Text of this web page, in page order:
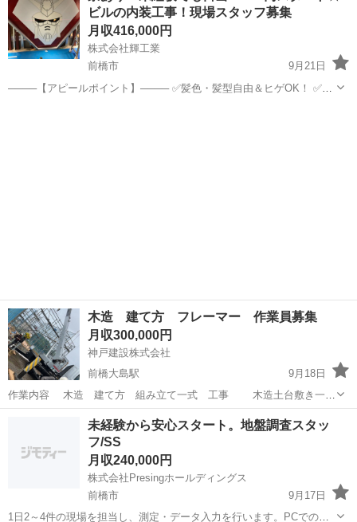
ターや人事と...
ビルの内装工事！現場スタッフ募集
月収416,000円
株式会社輝工業
前橋市
9月21日
────【アピールポイント】──── ✅髪色・髪型自由＆ヒゲOK！ ✅充
木造 建て方 フレーマー 作業員募集
月収300,000円
神戸建設株式会社
前橋大島駅
9月18日
作業内容 木造 建て方 組み立て一式 工事 木造土台敷き一
式 工事 大工 工事 作業時間 月曜日〜土曜日の8時から17時
隔週土曜日・日曜・祝日休み 各種当てあり 有給あり 月1
前橋大島駅 大工 フレーマー
未経験から安心スタート。地盤調査スタッ
フ/SS
月収240,000円
株式会社Presingホールディングス
前橋市
9月17日
1日2～4件の現場を担当し、測定・データ入力を行います。PCでの報